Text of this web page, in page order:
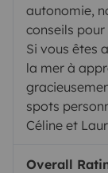
autonomie,
conseils
Si vous êtes
la mer à
spots
Céline et
Overall